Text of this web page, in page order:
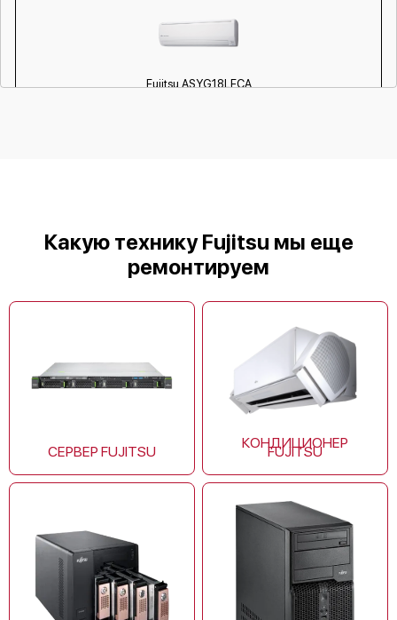
Fujitsu ASYG18LFCA
Fujitsu ASYG24KMTB
Fujitsu ASYG09KETA
Какую технику Fujitsu мы еще
ремонтируем
СЕРВЕР FUJITSU
КОНДИЦИОНЕР
FUJITSU